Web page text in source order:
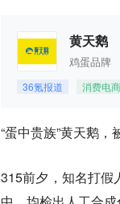
黄天鹅
鸡蛋品牌
36氪报道 消费电商
“蛋中贵族”黄天鹅，
315前夕，知名打假